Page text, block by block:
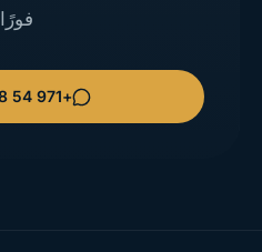
+971 54 328 1995